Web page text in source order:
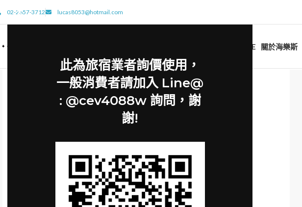
此為旅宿業者詢價使用，
一般消費者請加入 Line@
: @cev4088w 詢問，謝
謝!
02-2657-3712 lucas8053@hotmail.com
HOME 關於海樂斯